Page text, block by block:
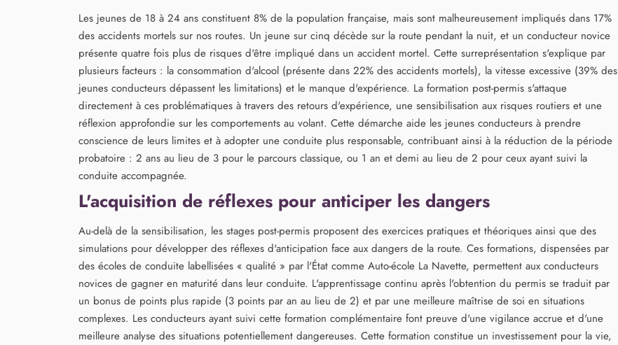
Les jeunes de 18 à 24 ans constituent 8% de la population française, mais sont malheureusement impliqués dans 17%
des accidents mortels sur nos routes. Un jeune sur cinq décède sur la route pendant la nuit, et un conducteur novice
présente quatre fois plus de risques d'être impliqué dans un accident mortel. Cette surreprésentation s'explique par
plusieurs facteurs : la consommation d'alcool (présente dans 22% des accidents mortels), la vitesse excessive (39% des
jeunes conducteurs dépassent les limitations) et le manque d'expérience. La formation post-permis s'attaque
directement à ces problématiques à travers des retours d'expérience, une sensibilisation aux risques routiers et une
réflexion approfondie sur les comportements au volant. Cette démarche aide les jeunes conducteurs à prendre
conscience de leurs limites et à adopter une conduite plus responsable, contribuant ainsi à la réduction de la période
probatoire : 2 ans au lieu de 3 pour le parcours classique, ou 1 an et demi au lieu de 2 pour ceux ayant suivi la
conduite accompagnée.
L'acquisition de réflexes pour anticiper les dangers
Au-delà de la sensibilisation, les stages post-permis proposent des exercices pratiques et théoriques ainsi que des
simulations pour développer des réflexes d'anticipation face aux dangers de la route. Ces formations, dispensées par
des écoles de conduite labellisées « qualité » par l'État comme Auto-école La Navette, permettent aux conducteurs
novices de gagner en maturité dans leur conduite. L'apprentissage continu après l'obtention du permis se traduit par
un bonus de points plus rapide (3 points par an au lieu de 2) et par une meilleure maîtrise de soi en situations
complexes. Les conducteurs ayant suivi cette formation complémentaire font preuve d'une vigilance accrue et d'une
meilleure analyse des situations potentiellement dangereuses. Cette formation constitue un investissement pour la vie,